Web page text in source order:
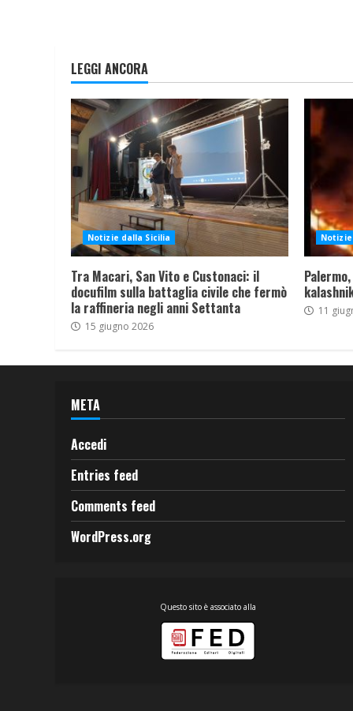
LEGGI ANCORA
Notizie dalla Sicilia
Tra Macari, San Vito e Custonaci: il
docufilm sulla battaglia civile che fermò
la raffineria negli anni Settanta
15 giugno 2026
11
META
Accedi
Entries feed
Comments feed
WordPress.org
Questo sito è associato alla